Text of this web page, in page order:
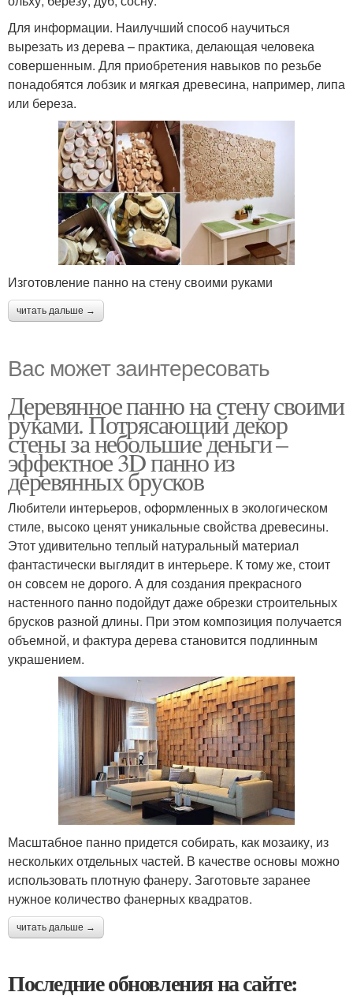
Для информации. Наилучший способ научиться
вырезать из дерева – практика, делающая человека
совершенным. Для приобретения навыков по резьбе
понадобятся лобзик и мягкая древесина, например, липа
или береза.
Изготовление панно на стену своими руками
читать дальше →
Вас может заинтересовать
Деревянное панно на стену своими
руками. Потрясающий декор
стены за небольшие деньги –
эффектное 3D панно из
деревянных брусков
Любители интерьеров, оформленных в экологическом
стиле, высоко ценят уникальные свойства древесины.
Этот удивительно теплый натуральный материал
фантастически выглядит в интерьере. К тому же, стоит
он совсем не дорого. А для создания прекрасного
настенного панно подойдут даже обрезки строительных
брусков разной длины. При этом композиция получается
объемной, и фактура дерева становится подлинным
украшением.
Масштабное панно придется собирать, как мозаику, из
нескольких отдельных частей. В качестве основы можно
использовать плотную фанеру. Заготовьте заранее
нужное количество фанерных квадратов.
читать дальше →
Последние обновления на сайте: